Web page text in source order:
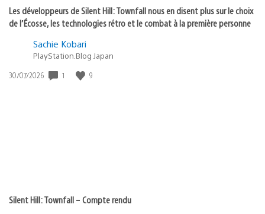
Les développeurs de Silent Hill: Townfall nous en disent plus sur le choix
de l’Écosse, les technologies rétro et le combat à la première personne
Sachie Kobari
PlayStation.Blog Japan
Date
30/07/2026 1 9
Silent Hill: Townfall – Compte rendu